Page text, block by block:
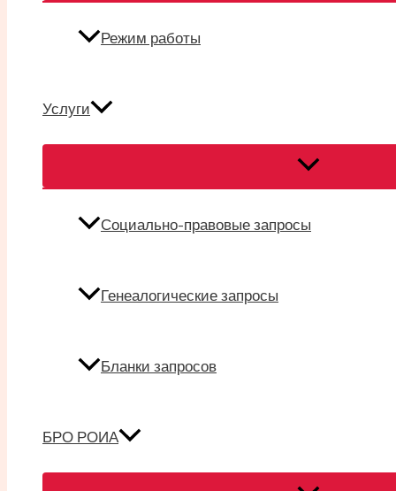
Режим работы
Услуги
Социально-правовые запросы
Генеалогические запросы
Бланки запросов
БРО РОИА